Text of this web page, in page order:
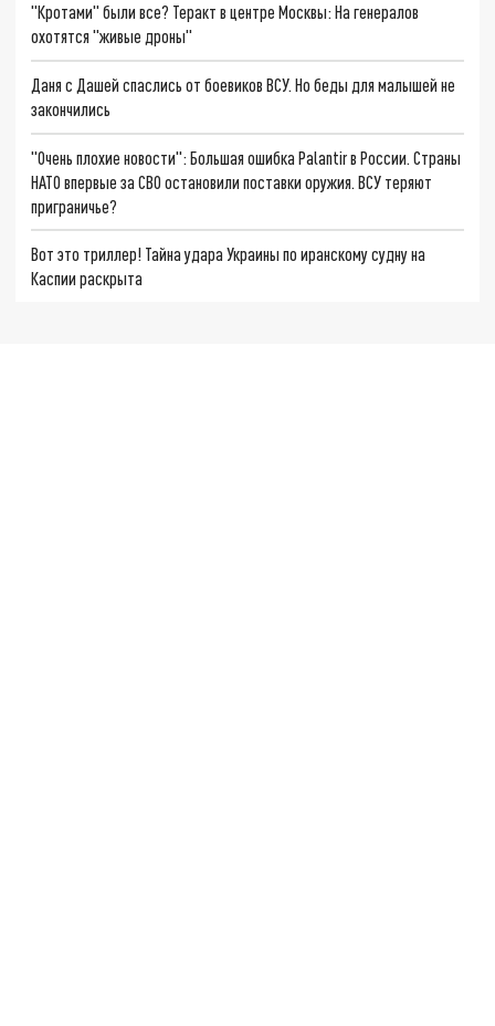
"Кротами" были все? Теракт в центре Москвы: На генералов
охотятся "живые дроны"
Даня с Дашей спаслись от боевиков ВСУ. Но беды для малышей не
закончились
"Очень плохие новости": Большая ошибка Palantir в России. Страны
НАТО впервые за СВО остановили поставки оружия. ВСУ теряют
приграничье?
Вот это триллер! Тайна удара Украины по иранскому судну на
Каспии раскрыта